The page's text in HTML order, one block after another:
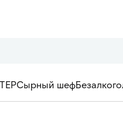
Сырный шеф